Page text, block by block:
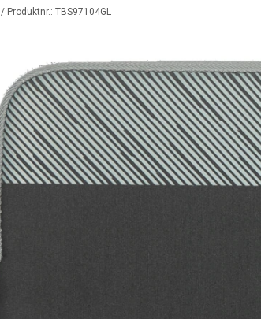
/ Produktnr.: TBS97104GL